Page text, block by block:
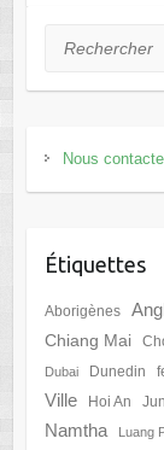
Rechercher
Nous
Étiquettes
Aborigènes
Chiang Mai
Dubai Dunedin
Ville
Hoi An
Namtha
Luang